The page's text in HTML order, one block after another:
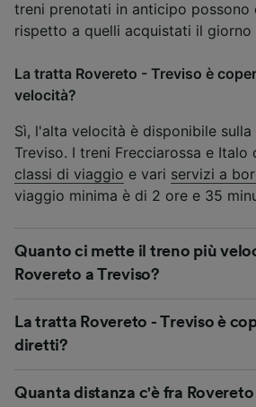
treni prenotati in anticipo possono
rispetto a quelli acquistati il giorno
La tratta Rovereto - Treviso è
velocità?
Sì, l'alta velocità è disponibile
Treviso. I treni Frecciarossa e
classi di viaggio e vari servizi a
viaggio minima è di 2 ore e 35
Quanto ci mette il treno più
Rovereto a Treviso?
La tratta Rovereto - Treviso è
diretti?
Quanta distanza c'è fra Rovereto